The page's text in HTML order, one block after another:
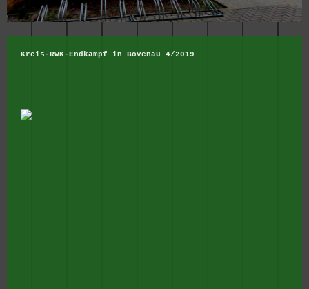
Kreis-RWK-Endkampf in Bovenau 4/2019